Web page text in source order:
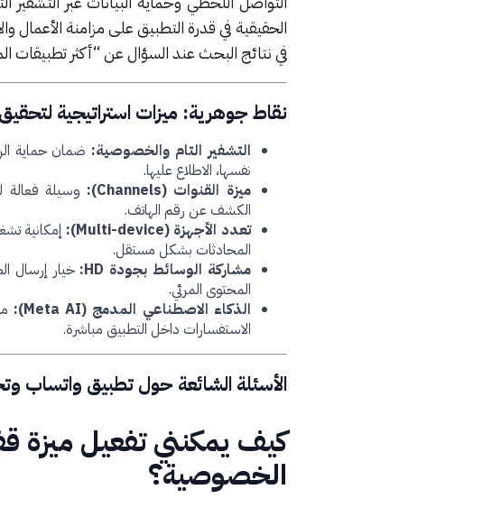
الحقيقية في قدرة التطبيق على مزامنة الأعمال
في نتائج البحث عند السؤال عن “أكثر تطبيقات
نقاط جوهرية: ميزات استراتيجية
التشفير التام والخصوصية: ضمان حماية
نفسها، الاطلاع عليها.
ميزة القنوات (Channels):
وسيلة فعالة
الكشف عن رقم الهاتف.
تعدد الأجهزة (Multi-device):
المحادثات بشكل مستقل.
مشاركة الوسائط بجودة HD:
خيار إرسال
المحتوى المرئي.
الذكاء الاصطناعي المدمج (Meta AI):
الاستفسارات داخل التطبيق مباشرة.
الأسئلة الشائعة حول تطبيق واتساب
الخصوصية؟